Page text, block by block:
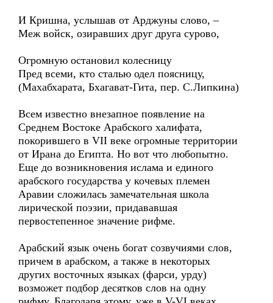
И Кришна, услышав от Арджуны слово, –
Меж войск, озиравших друг друга сурово,
Огромную остановил колесницу
Пред всеми, кто сталью одел поясницу,
(Махабхарата, Бхагават-Гита, пер. С.Липкина)
Всем известно внезапное появление на
Среднем Востоке Арабского халифата,
покорившего в VII веке огромные территории
от Ирана до Египта. Но вот что любопытно.
Еще до возникновения ислама и единого
арабского государства у кочевых племен
Аравии сложилась замечательная школа
лирической поэзии, придававшая
первостепенное значение рифме.
Арабский язык очень богат созвучиями слов,
причем в арабском, а также в некоторых
других восточных языках (фарси, урду)
возможет подбор десятков слов на одну